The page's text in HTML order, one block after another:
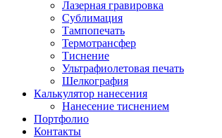
Лазерная гравировка
Сублимация
Тампопечать
Термотрансфер
Тиснение
Ультрафиолетовая печать
Шелкография
Калькулятор нанесения
Нанесение тиснением
Портфолио
Контакты